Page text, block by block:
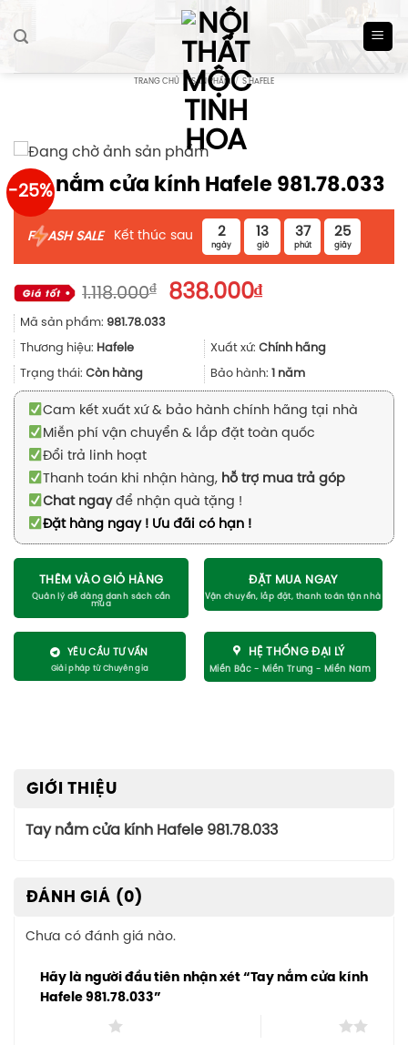
TRANG CHỦ / SẢN PHẨM / S HAFELE
-25%
Tay nắm cửa kính Hafele 981.78.033
F ASH SALE Kết thúc sau 2
ngày
13
giờ
37
phút
25
giây
1.118.000₫
Giá
1.118.000₫.
838.000₫Giá
là:
838.000₫.
Mã sản phẩm: 981.78.033
Thương hiệu: Hafele Xuất xứ: Chính hãng
Trạng thái: Còn hàng Bảo hành: 1 năm
Cam kết xuất xứ & bảo hành chính hãng tại nhà
Miễn phí vận chuyển & lắp đặt toàn quốc
Đổi trả linh hoạt
Thanh toán khi nhận hàng, hỗ trợ mua trả góp
Chat ngayđể nhận quà tặng !
Đặt hàng ngay ! Ưu đãi có hạn !
THÊM VÀO GIỎ HÀNG ĐẶT MUA NGAY
YÊU CẦU TƯ VẤN HỆ THỐNG ĐẠI LÝ
GIỚI THIỆU
Tay nắm cửa kính Hafele 981.78.033
ĐÁNH GIÁ (0)
Chưa có đánh giá nào.
Hãy là người đầu tiên nhận xét “Tay nắm cửa kính
Hafele 981.78.033”